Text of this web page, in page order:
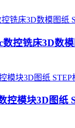
控铣床3D数
控模块3D图纸